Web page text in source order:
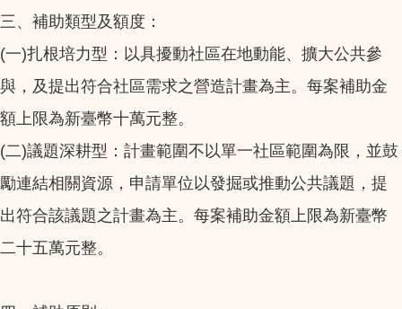
三、補助類型及額度：
(一)扎根培力型：以具擾動社區在地動能、擴大公共參
與，及提出符合社區需求之營造計畫為主。每案補助金
額上限為新臺幣十萬元整。
(二)議題深耕型：計畫範圍不以單一社區範圍為限，並鼓
勵連結相關資源，申請單位以發掘或推動公共議題，提
出符合該議題之計畫為主。每案補助金額上限為新臺幣
二十五萬元整。